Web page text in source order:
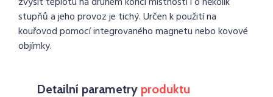
stupňů a jeho provoz je tichý. Určen k použití na
kouřovod pomocí integrovaného magnetu nebo kovové
objímky.
Detailní parametry produktu